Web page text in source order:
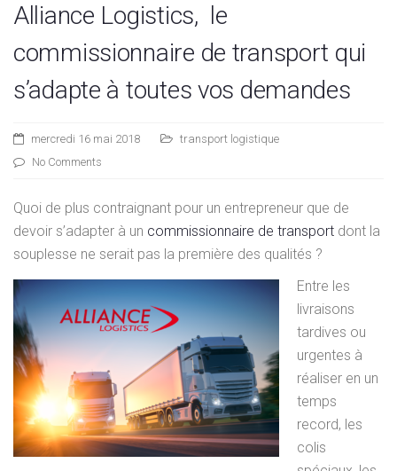
Alliance Logistics, le
commissionnaire de transport qui
s’adapte à toutes vos demandes
mercredi 16 mai 2018
transport logistique
No Comments
Quoi de plus contraignant pour un entrepreneur que de
devoir s’adapter à un commissionnaire de transport dont la
souplesse ne serait pas la première des qualités ?
Entre les
livraisons
tardives ou
urgentes à
réaliser en un
temps
record, les
colis